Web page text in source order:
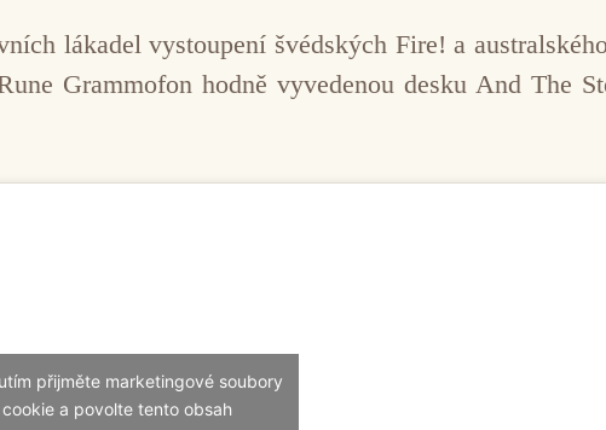
lákadel vystoupení švédských Fire! a
Grammofon hodně vyvedenou desku And The
přijměte marketingové soubory
cookie a povolte tento obsah